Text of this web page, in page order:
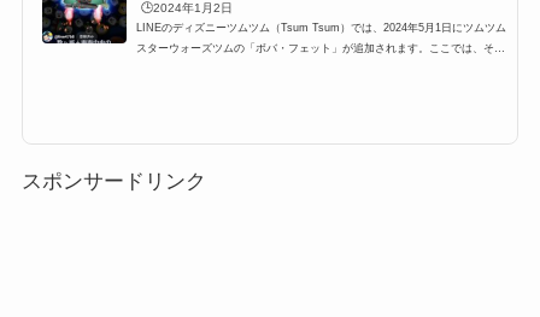
🕒️2024年1月2日
LINEのディズニーツムツム（Tsum Tsum）では、2024年5月1日にツムツム
スターウォーズツムの「ボバ・フェット」が追加されます。ここでは、そん
ル3効果範囲:Mサイズスキルレ...
スポンサードリンク